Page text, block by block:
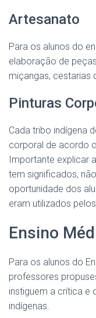
Artesanato
Para os alunos do
elaboração de
miçangas, cestarias
Pinturas
Cada tribo indígena
corporal de acordo
Importante explicar
tem significados,
oportunidade dos
eram utilizados
Ensino
Para os alunos do
professores
instiguem a crítica e
indígenas.